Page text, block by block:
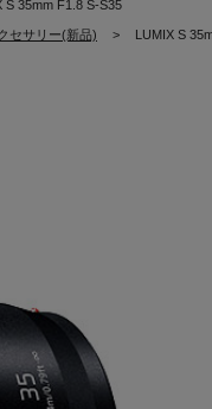
S 35mm F1.8 S-S35
セサリー(新品) > LUMIX S